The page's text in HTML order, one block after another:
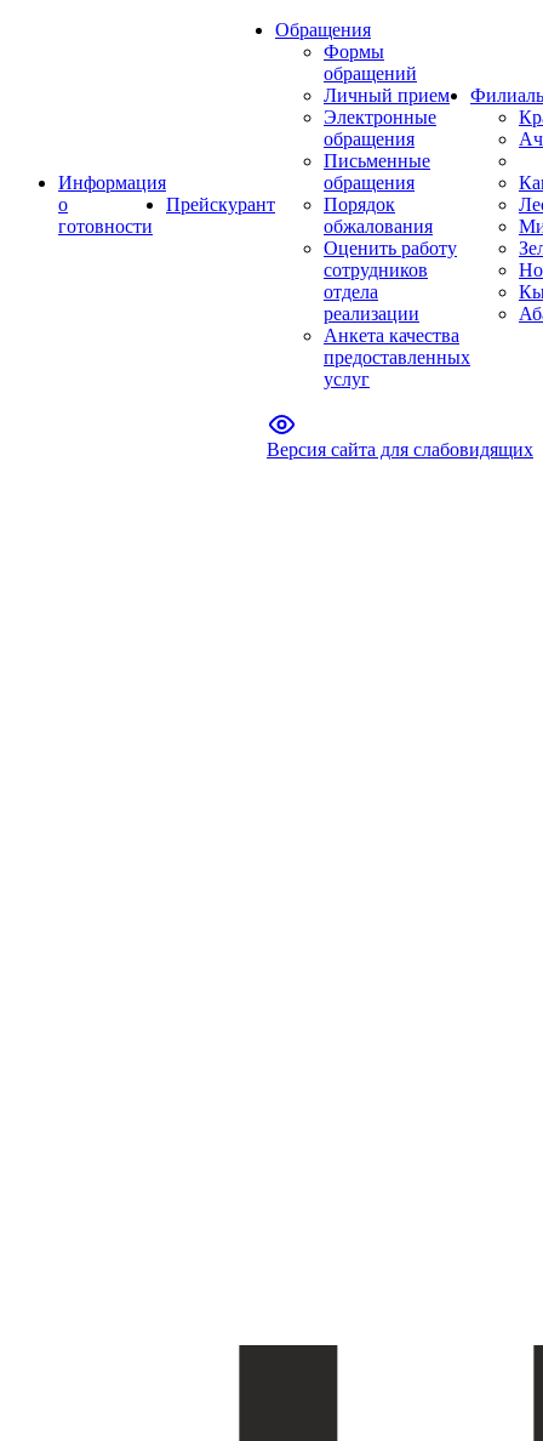
Информация
о
готовности
Прейскурант
Обращения
Формы
обращений
Личный прием
Электронные
обращения
Письменные
обращения
Порядок
обжалования
Оценить работу
сотрудников
отдела
реализации
Анкета качества
предоставленных
услуг
Версия сайта для слабовидящих